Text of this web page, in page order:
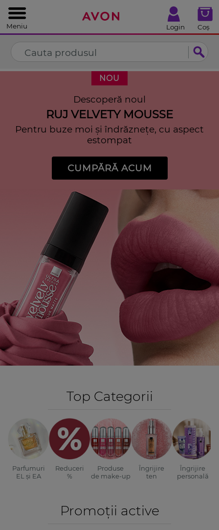
Meniu Login Coș
NOU
Descoperă noul
RUJ VELVETY MOUSSE
Pentru buze moi și îndrăznețe, cu aspect
estompat
CUMPĂRĂ ACUM
Top Categorii
Parfumuri
EL și EA
Reduceri
%
Produse
de make-up
Îngrijire
ten
Îngrijire
personală
Promoții active
Închide